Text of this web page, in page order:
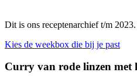
Dit is ons receptenarchief t/m
Kies de weekbox die bij je past
Curry van rode linzen met